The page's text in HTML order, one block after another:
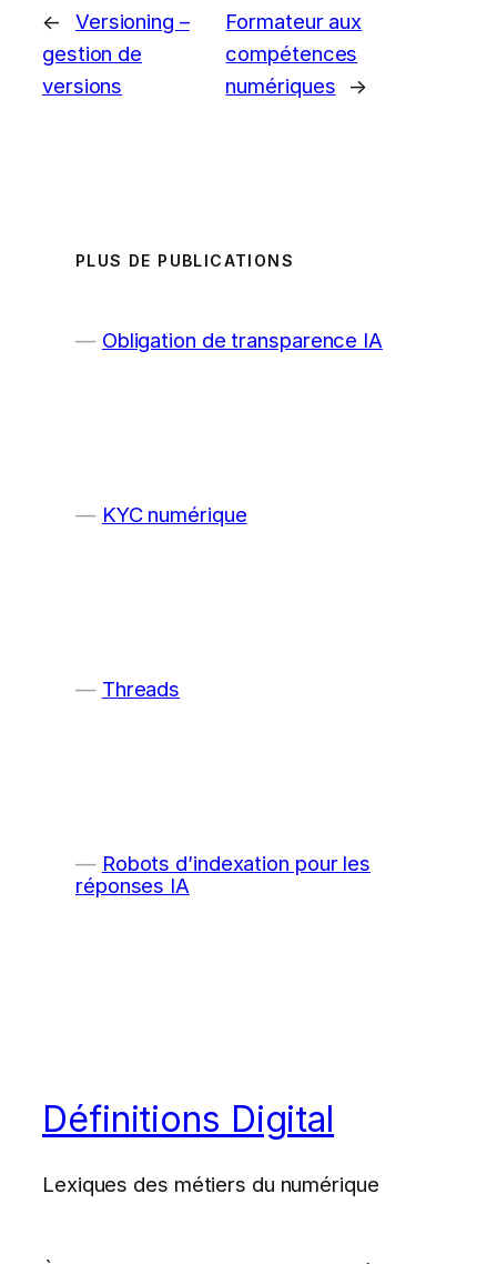
←
Versioning –
gestion de
versions
Formateur aux
compétences
numériques
→
PLUS DE PUBLICATIONS
Obligation de transparence IA
KYC numérique
Threads
Robots d’indexation pour les
réponses IA
Définitions Digital
Lexiques des métiers du numérique